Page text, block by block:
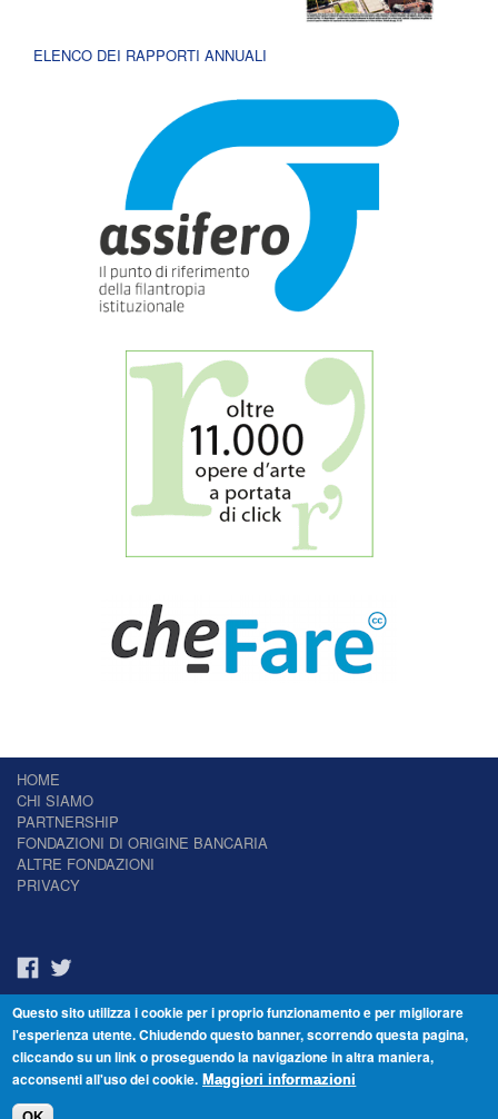
ELENCO DEI RAPPORTI ANNUALI
HOME
CHI SIAMO
PARTNERSHIP
FONDAZIONI DI ORIGINE BANCARIA
ALTRE FONDAZIONI
PRIVACY
Il Giornale delle Fondazioni - Periodico telematico
Reg. Tribunale n.7 del 22/07/2014 – ISSN 2421-2466
© Fondazione Venezia 2000 - Dorsoduro 3488/U - 30123 Venezia - Italia -
Questo sito utilizza i cookie per i proprio funzionamento e per migliorare
l'esperienza utente. Chiudendo questo banner, scorrendo questa pagina,
cliccando su un link o proseguendo la navigazione in altra maniera,
acconsenti all'uso dei cookie. Maggiori informazioni